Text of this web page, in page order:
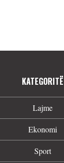
KATEGORITË
Lajme
Ekonomi
Sport